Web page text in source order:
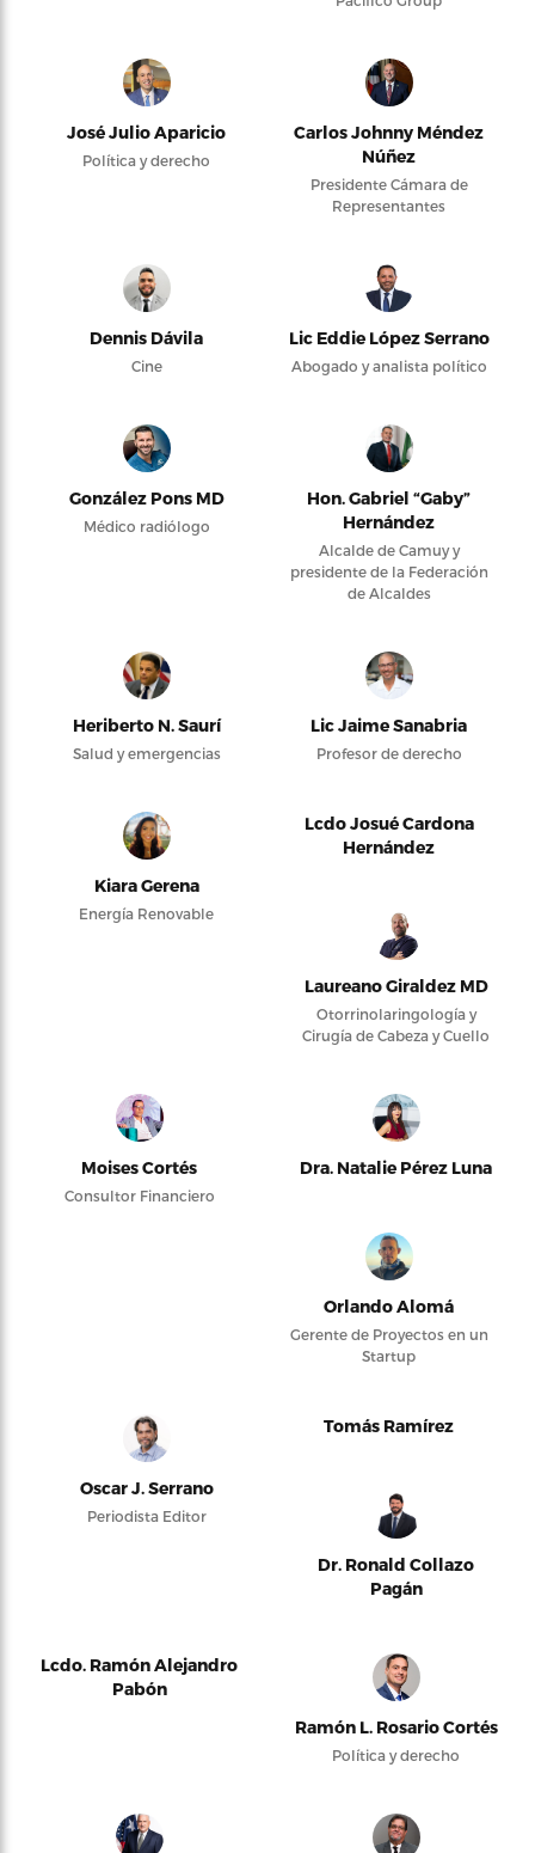
José Julio Aparicio
Política y derecho
Carlos Johnny Méndez
Núñez
Presidente Cámara de
Representantes
Dennis Dávila
Cine
Lic Eddie López Serrano
Abogado y analista político
González Pons MD
Médico radiólogo
Hon. Gabriel “Gaby”
Hernández
Alcalde de Camuy y
presidente de la Federación
de Alcaldes
Heriberto N. Saurí
Salud y emergencias
Lic Jaime Sanabria
Profesor de derecho
Kiara Gerena
Energía Renovable
Lcdo Josué Cardona
Hernández
Laureano Giraldez MD
Otorrinolaringología y
Cirugía de Cabeza y Cuello
Moises Cortés
Consultor Financiero
Dra. Natalie Pérez Luna
Orlando Alomá
Gerente de Proyectos en un
Startup
Oscar J. Serrano
Periodista Editor
Tomás Ramírez
Dr. Ronald Collazo
Pagán
Lcdo. Ramón Alejandro
Pabón
Ramón L. Rosario Cortés
Política y derecho